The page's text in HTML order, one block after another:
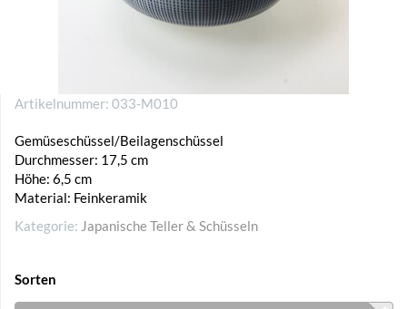
Artikelnummer: 033-M010
Gemüseschüssel/Beilagenschüssel
Durchmesser: 17,5 cm
Höhe: 6,5 cm
Material: Feinkeramik
Kategorie: Japanische Teller & Schüsseln
Sorten